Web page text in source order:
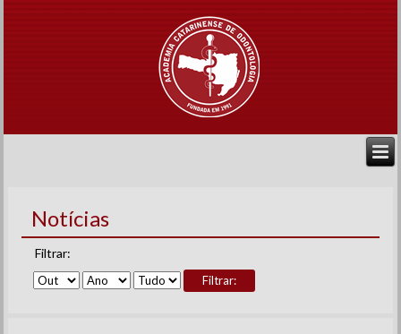
Notícias
Filtrar:
Filtrar: